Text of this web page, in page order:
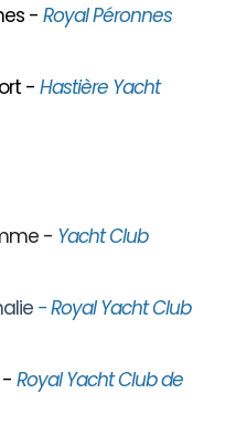
- Royal Péronnes
- Hastière Yacht
- Yacht Club
- Royal Yacht Club
- Royal Yacht Club de